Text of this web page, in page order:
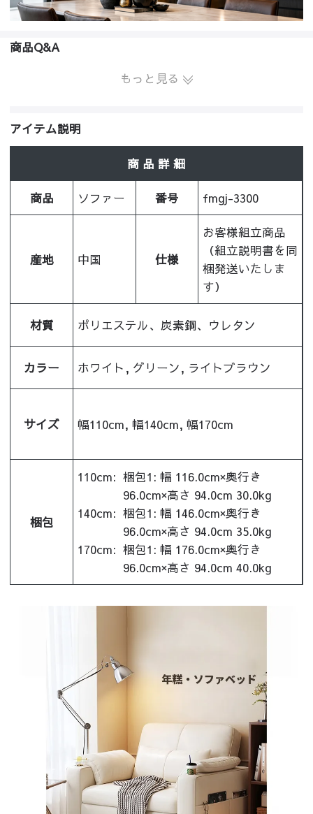
商品Q&A
もっと見る
アイテム説明
商 品 詳 細
商品 ソファー 番号 fmgj-3300
産地 中国 仕様
お客様組立商品
（組立説明書を同
梱発送いたしま
す）
材質 ポリエステル、炭素鋼、ウレタン
カラー ホワイト, グリーン, ライトブラウン
サイズ 幅110cm, 幅140cm, 幅170cm
梱包
110cm: 梱包1: 幅 116.0cm×奥行き
96.0cm×高さ 94.0cm 30.0kg
140cm: 梱包1: 幅 146.0cm×奥行き
96.0cm×高さ 94.0cm 35.0kg
170cm: 梱包1: 幅 176.0cm×奥行き
96.0cm×高さ 94.0cm 40.0kg